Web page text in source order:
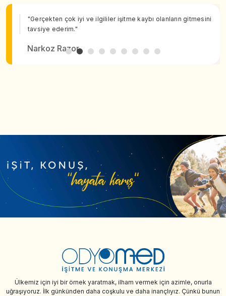
"Gerçekten çok iyi ve ilgililer işitme kaybı olanların gitmesini
tavsiye ederim."
Narkoz Razor
Ülkemiz için iyi bir örnek yaratmak, ilham vermek için azimle, onurla
uğraşıyoruz. İlk günkünden daha coşkulu ve daha inançlıyız. Çünkü bunun